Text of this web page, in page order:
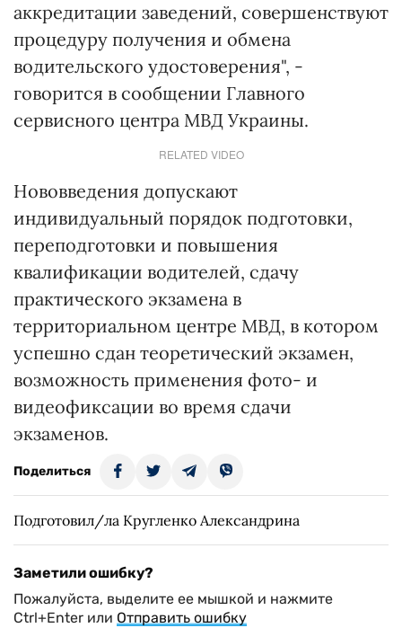
аккредитации заведений, совершенствуют
процедуру получения и обмена
водительского удостоверения", -
говорится в сообщении Главного
сервисного центра МВД Украины.
RELATED VIDEO
Нововведения допускают
индивидуальный порядок подготовки,
переподготовки и повышения
квалификации водителей, сдачу
практического экзамена в
территориальном центре МВД, в котором
успешно сдан теоретический экзамен,
возможность применения фото- и
видеофиксации во время сдачи
экзаменов.
Поделиться
Подготовил/ла Кругленко Александрина
Заметили ошибку?
Пожалуйста, выделите ее мышкой и нажмите
Ctrl+Enter или Отправить ошибку